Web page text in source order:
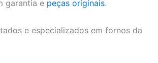
garantia e peças originais.
e especializados em fornos da